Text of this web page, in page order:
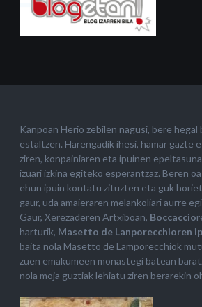
Kanpoan Herio zebilen nagusi, bere hegal
estaltzen. Harengadik ihesi, hamar gazte
ziren, konpainiaren eta ipuinen
izuari izkina egiteko esperantzaz. Beren
ehun ipuin kontatu zituzten eta guk
gaur, uda amaieraren melankoliari aurre
Gaur, Xerezaderen Artxiboan, Boccaccio
harturik, Masetto de Lanporecchioren
baita nola Masetto de Lamporecchiok
zuen emakumeen monastegi batean
nola moja guztiak lehiatu ziren berarekin